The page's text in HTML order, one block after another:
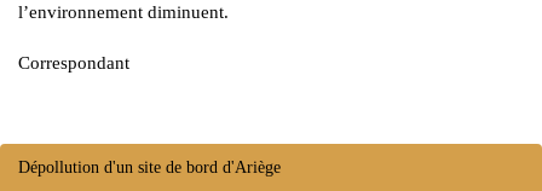
l’environnement diminuent.
Correspondant
Dépollution d'un site de bord d'Ariège